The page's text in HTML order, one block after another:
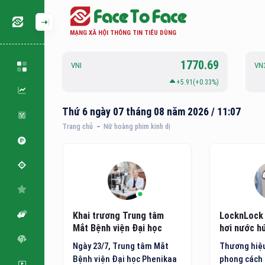
MẠNG XÃ HỘI THÔNG TIN TIÊU DÙNG
127.21 VNI 1770.69
+5.91(+0.33%)
Thứ 6 ngày 07 tháng 08 năm 2026 / 11:07
Trang chủ Nữ hoàng phim kinh dị
Hóa
nghệ
tế
ra
Khai trương Trung tâm
Mắt Bệnh viện Đại học
Phenikaa
Ngày 23/7, Trung tâm Mắt
Bệnh viện Đại học Phenikaa
hơi nước
minh thế hệ
Thương
phong